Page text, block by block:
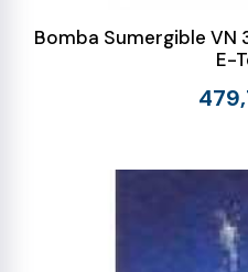
Bomba Sumergible VN
E-